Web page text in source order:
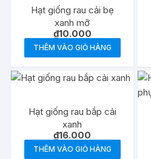
Hạt giống rau cải bẹ
xanh mỡ
₫10.000
THÊM VÀO GIỎ HÀNG
Hạt giống rau bắp cải
xanh
₫16.000
THÊM VÀO GIỎ HÀNG